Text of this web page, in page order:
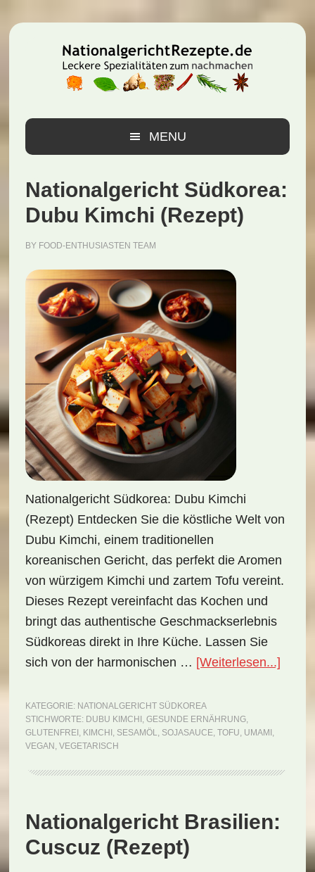
Hauptnavigation
Inhalt
Seitenspalte
MENU
Nationalgericht Südkorea:
Dubu Kimchi (Rezept)
BY FOOD-ENTHUSIASTEN TEAM
Nationalgericht Südkorea: Dubu Kimchi
(Rezept) Entdecken Sie die köstliche Welt von
Dubu Kimchi, einem traditionellen
koreanischen Gericht, das perfekt die Aromen
von würzigem Kimchi und zartem Tofu vereint.
Dieses Rezept vereinfacht das Kochen und
bringt das authentische Geschmackserlebnis
Südkoreas direkt in Ihre Küche. Lassen Sie
sich von der harmonischen … [Weiterlesen...]
KATEGORIE: NATIONALGERICHT SÜDKOREA
STICHWORTE: DUBU KIMCHI , GESUNDE ERNÄHRUNG,
GLUTENFREI , KIMCHI , SESAMÖL, SOJASAUCE, TOFU, UMAMI ,
VEGAN , VEGETARISCH
Nationalgericht Brasilien:
Cuscuz (Rezept)